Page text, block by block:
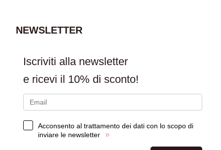
NEWSLETTER
Iscriviti alla newsletter
e ricevi il 10% di sconto!
Acconsento al trattamento dei dati con lo scopo di
inviare le newsletter
»